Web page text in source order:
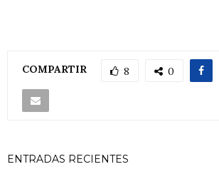
COMPARTIR 8 0
ENTRADAS RECIENTES